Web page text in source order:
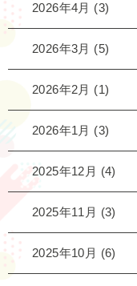
2026年4月 (3)
2026年3月 (5)
2026年2月 (1)
2026年1月 (3)
2025年12月 (4)
2025年11月 (3)
2025年10月 (6)